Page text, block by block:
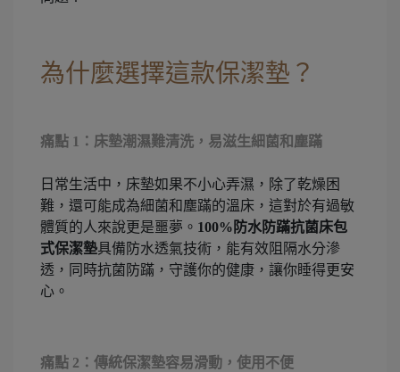
為什麼選擇這款保潔墊？
痛點 1：床墊潮濕難清洗，易滋生細菌和塵蹣
日常生活中，床墊如果不小心弄濕，除了乾燥困
難，還可能成為細菌和塵蹣的溫床，這對於有過敏
體質的人來說更是噩夢。 100%防水防蹣抗菌床包
式保潔墊具備防水透氣技術，能有效阻隔水分滲
透，同時抗菌防蹣，守護你的健康，讓你睡得更安
心。
痛點 2：傳統保潔墊容易滑動，使用不便